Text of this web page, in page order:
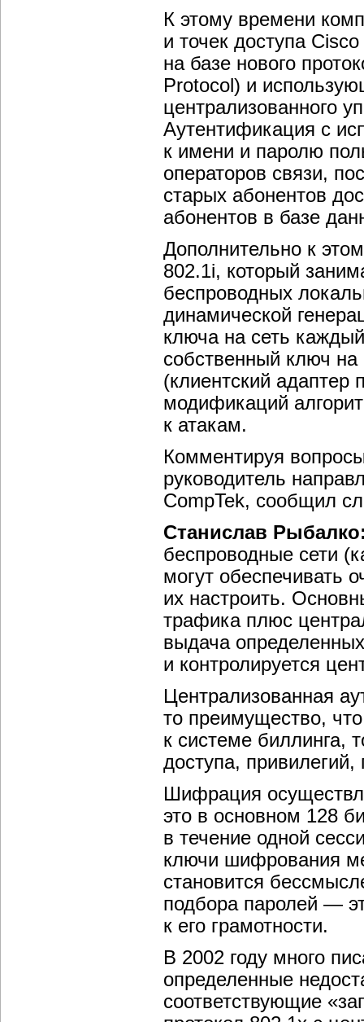
К этому времени
и точек доступа
на базе нового
Protocol) и
централизованного
Аутентификация с
к имени и паролю
операторов связи,
старых абонентов
абонентов в базе
Дополнительно к
802.1i, который
беспроводных
динамической
ключа на сеть
собственный ключ на
(клиентский адаптер
модификаций
к атакам.
Комментируя
руководитель
CompTek, сообщил
Станислав
беспроводные сети
могут обеспечивать
их настроить.
трафика плюс
выдача
и контролируется
Централизованная
то преимущество,
к системе биллинга,
доступа,
Шифрация
это в основном 128
в течение одной
ключи шифрования
становится
подбора паролей —
к его грамотности.
В 2002 году много
определенные
соответствующие